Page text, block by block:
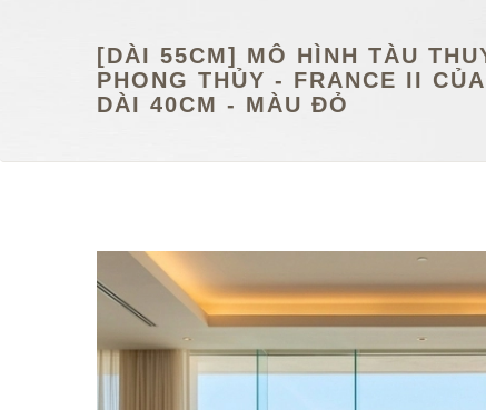
[DÀI 55CM] MÔ HÌNH TÀU
PHONG THỦY - FRANCE II
DÀI 40CM - MÀU ĐỎ